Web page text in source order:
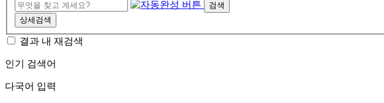
검색
상세검색
결과 내 재검색
인기 검색어
다국어 입력